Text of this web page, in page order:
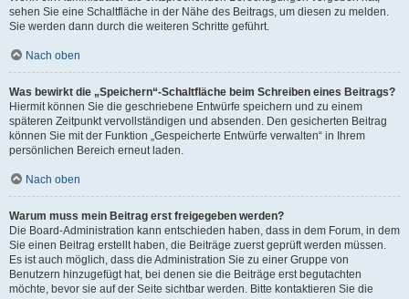
sehen Sie eine Schaltfläche in der Nähe des Beitrags, um diesen zu melden.
Sie werden dann durch die weiteren Schritte geführt.
Nach oben
Was bewirkt die „Speichern“-Schaltfläche beim Schreiben eines Beitrags?
Hiermit können Sie die geschriebene Entwürfe speichern und zu einem
späteren Zeitpunkt vervollständigen und absenden. Den gesicherten Beitrag
können Sie mit der Funktion „Gespeicherte Entwürfe verwalten“ in Ihrem
persönlichen Bereich erneut laden.
Nach oben
Warum muss mein Beitrag erst freigegeben werden?
Die Board-Administration kann entschieden haben, dass in dem Forum, in dem
Sie einen Beitrag erstellt haben, die Beiträge zuerst geprüft werden müssen.
Es ist auch möglich, dass die Administration Sie zu einer Gruppe von
Benutzern hinzugefügt hat, bei denen sie die Beiträge erst begutachten
möchte, bevor sie auf der Seite sichtbar werden. Bitte kontaktieren Sie die